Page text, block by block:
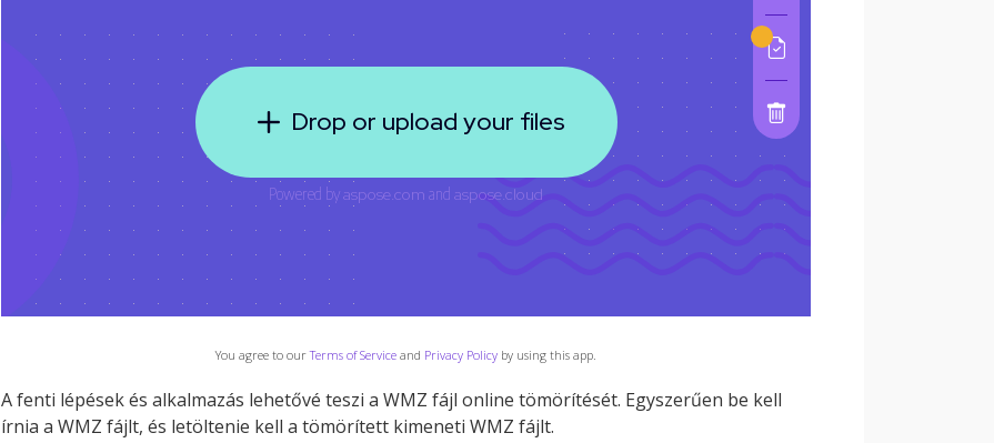
You agree to ourTerms of Service and Privacy Policy by using this app.
A fenti lépések és alkalmazás lehetővé teszi a WMZ fájl online tömörítését. Egyszerűen be kell
írnia a WMZ fájlt, és letöltenie kell a tömörített kimeneti WMZ fájlt.